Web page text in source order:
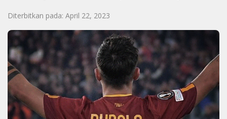
Diterbitkan pada: April 22, 2023